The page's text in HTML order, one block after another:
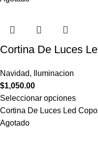
Cortina De Luces
Navidad,
Iluminacion
$1,050.00
Seleccionar opciones
Cortina De Luces Led
Agotado